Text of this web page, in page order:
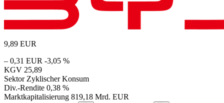
9,89 EUR
– 0,31 EUR -3,05 %
KGV 25,89
Sektor Zyklischer Konsum
Div.-Rendite 0,38 %
Marktkapitalisierung 819,18 Mrd. EUR